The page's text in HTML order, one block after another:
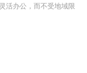
活办公，而不受地域限